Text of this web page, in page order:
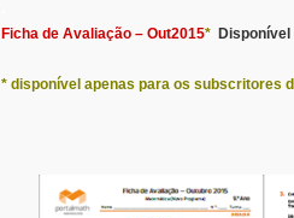
Ficha de Avaliação – Out2015* Disponível
* disponível apenas para os subscritores